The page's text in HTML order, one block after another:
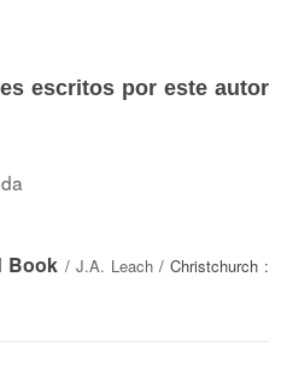
escritos por este autor
Book / J.A. Leach/ Christchurch :